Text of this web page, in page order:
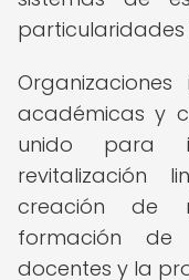
Organizaciones
académicas y
unido para
revitalización
creación de
formación de
docentes y la